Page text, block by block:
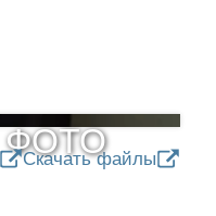
+1 ФОТО
Скачать файлы